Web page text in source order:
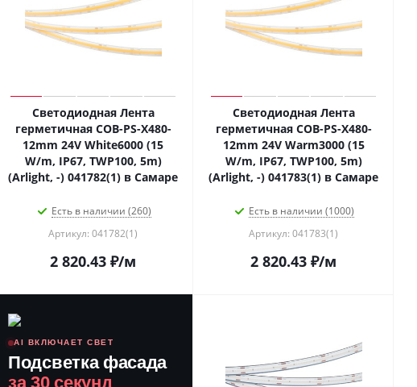
Светодиодная Лента
герметичная COB-PS-X480-
12mm 24V White6000 (15
W/m, IP67, TWP100, 5m)
(Arlight, -) 041782(1) в Самаре
Есть в наличии (260)
Артикул: 041782(1)
2 820.43 ₽/м
Светодиодная Лента
герметичная COB-PS-X480-
12mm 24V Warm3000 (15
W/m, IP67, TWP100, 5m)
(Arlight, -) 041783(1) в Самаре
Есть в наличии (1000)
Артикул: 041783(1)
2 820.43 ₽/м
AI ВКЛЮЧАЕТ СВЕТ
Подсветка фасада
за 30 секунд